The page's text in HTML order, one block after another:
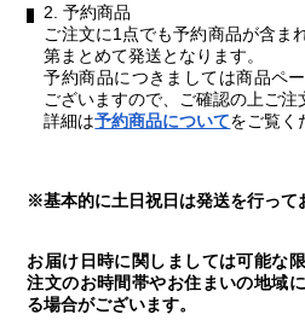
2. 予約商品
ご注文に1点でも予約商品が含ま
第まとめて発送となります。
予約商品につきましては商品ペ
ございますので、ご確認の上ご注
詳細は予約商品についてをご覧く
※基本的に土日祝日は発送を行って
お届け日時に関しましては可能な
注文のお時間帯やお住まいの地域
る場合がございます。